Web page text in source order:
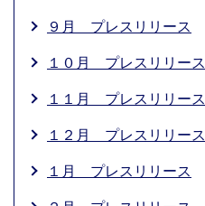
９月 プレスリリース
１０月 プレスリリース
１１月 プレスリリース
１２月 プレスリリース
１月 プレスリリース